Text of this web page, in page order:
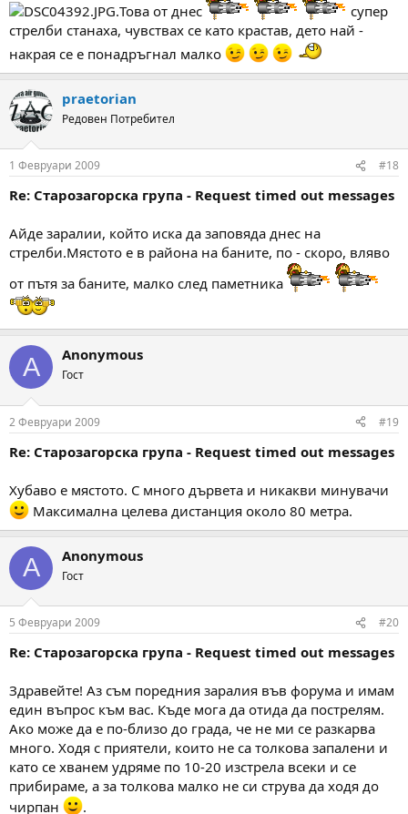
.Това от днес
супер
стрелби станаха, чувствах се като крастав, дето най -
накрая се е понадръгнал малко
praetorian
Редовен Потребител
1 Февруари 2009 #18
Re: Старозагорска група - Request timed out messages
Айде заралии, който иска да заповяда днес на
стрелби.Мястото е в района на баните, по - скоро, вляво
от пътя за баните, малко след паметника
A Anonymous
Гост
2 Февруари 2009 #19
Re: Старозагорска група - Request timed out messages
Хубаво е мястото. С много дървета и никакви минувачи
Максимална целева дистанция около 80 метра.
A Anonymous
Гост
5 Февруари 2009 #20
Re: Старозагорска група - Request timed out messages
Здравейте! Аз съм поредния заралия във форума и имам
един въпрос към вас. Къде мога да отида да пострелям.
Ако може да е по-близо до града, че не ми се разкарва
много. Ходя с приятели, които не са толкова запалени и
като се хванем удряме по 10-20 изстрела всеки и се
прибираме, а за толкова малко не си струва да ходя до
чирпан
.